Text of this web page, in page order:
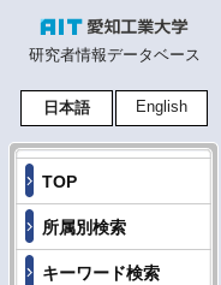
研究者情報データベース
日本語 English
TOP
所属別検索
キーワード検索